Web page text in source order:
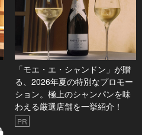
「モエ・エ・シャンドン」が贈
る、2026年夏の特別なプロモー
ション。極上のシャンパンを味
わえる厳選店舗を一挙紹介！
PR